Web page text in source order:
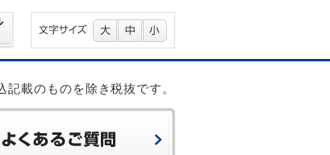
記載のものを除き税抜です。